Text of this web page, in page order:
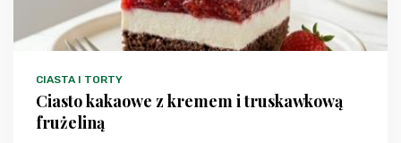
CIASTA I TORTY
Ciasto kakaowe z kremem i truskawkową
frużeliną